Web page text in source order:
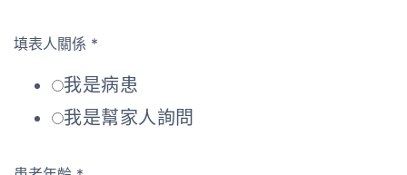
填表人關係 *
我是病患
我是幫家人詢問